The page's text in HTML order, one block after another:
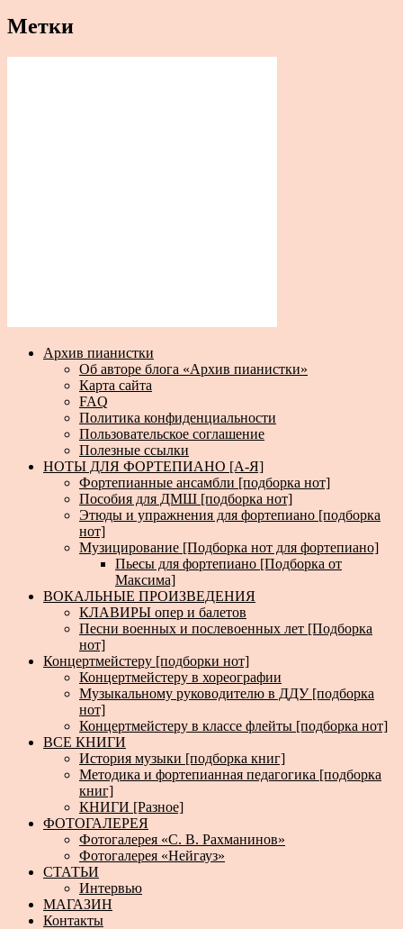
Метки
Архив пианистки
Об авторе блога «Архив пианистки»
Карта сайта
FAQ
Политика конфиденциальности
Пользовательское соглашение
Полезные ссылки
НОТЫ ДЛЯ ФОРТЕПИАНО [А-Я]
Фортепианные ансамбли [подборка нот]
Пособия для ДМШ [подборка нот]
Этюды и упражнения для фортепиано [подборка
нот]
Музицирование [Подборка нот для фортепиано]
Пьесы для фортепиано [Подборка от
Максима]
ВОКАЛЬНЫЕ ПРОИЗВЕДЕНИЯ
КЛАВИРЫ опер и балетов
Песни военных и послевоенных лет [Подборка
нот]
Концертмейстеру [подборки нот]
Концертмейстеру в хореографии
Музыкальному руководителю в ДДУ [подборка
нот]
Концертмейстеру в классе флейты [подборка нот]
ВСЕ КНИГИ
История музыки [подборка книг]
Методика и фортепианная педагогика [подборка
книг]
КНИГИ [Разное]
ФОТОГАЛЕРЕЯ
Фотогалерея «С. В. Рахманинов»
Фотогалерея «Нейгауз»
СТАТЬИ
Интервью
МАГАЗИН
Контакты